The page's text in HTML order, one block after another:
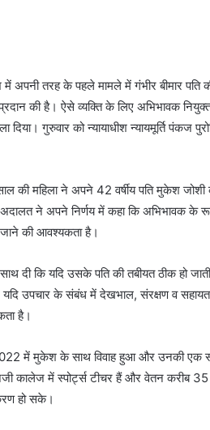
में अपनी तरह के पहले मामले में गंभीर बीमार पति
की है। ऐसे व्यक्ति के लिए अभिभावक
दिया। गुरुवार को न्यायाधीश न्यायमूर्ति पंकज
की महिला ने अपने 42 वर्षीय पति मुकेश
ने अपने निर्णय में कहा कि अभिभावक के रूप
की आवश्यकता है।
दी कि यदि उसके पति की तबीयत ठीक हो
यदि उपचार के संबंध में देखभाल, संरक्षण व
है।
में मुकेश के साथ विवाह हुआ और उनकी एक
कालेज में स्पोर्ट्स टीचर हैं और वेतन करीब
हो सके।